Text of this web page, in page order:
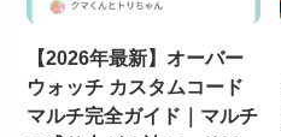
【2026年最新】オーバー
ウォッチ カスタムコード
マルチ完全ガイド｜マルチ